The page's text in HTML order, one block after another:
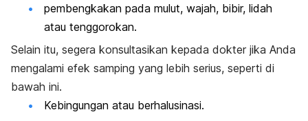
pembengkakan pada mulut, wajah, bibir, lidah
atau tenggorokan.
Selain itu, segera konsultasikan kepada dokter jika Anda
mengalami efek samping yang lebih serius, seperti di
bawah ini.
Kebingungan atau berhalusinasi.